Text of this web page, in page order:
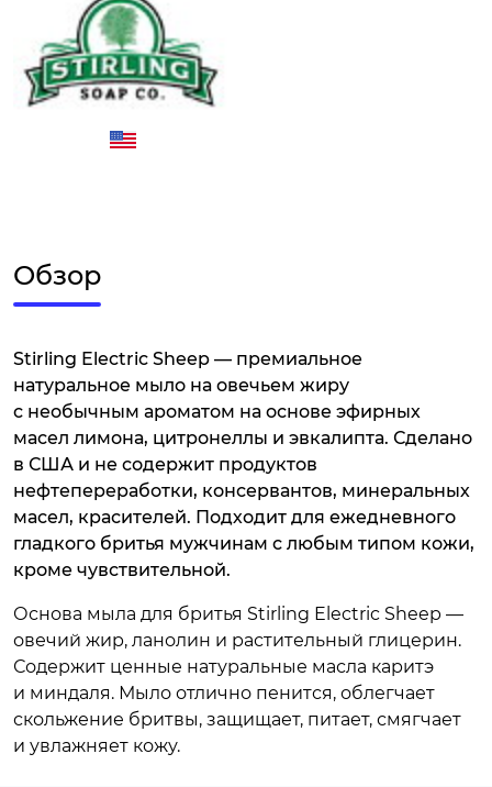
Обзор
Stirling Electric Sheep — премиальное
натуральное мыло на овечьем жиру
с необычным ароматом на основе эфирных
масел лимона, цитронеллы и эвкалипта. Сделано
в США и не содержит продуктов
нефтепереработки, консервантов, минеральных
масел, красителей. Подходит для ежедневного
гладкого бритья мужчинам с любым типом кожи,
кроме чувствительной.
Основа мыла для бритья Stirling Electric Sheep —
овечий жир, ланолин и растительный глицерин.
Содержит ценные натуральные масла каритэ
и миндаля. Мыло отлично пенится, облегчает
скольжение бритвы, защищает, питает, смягчает
и увлажняет кожу.